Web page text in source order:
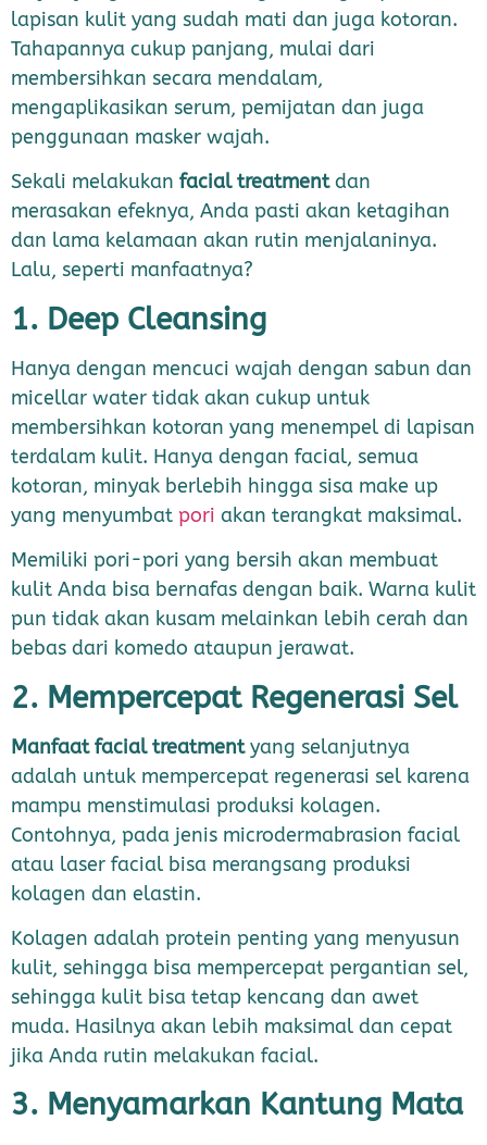
lapisan kulit yang sudah mati dan juga kotoran.
Tahapannya cukup panjang, mulai dari
membersihkan secara mendalam,
mengaplikasikan serum, pemijatan dan juga
penggunaan masker wajah.
Sekali melakukan facial treatmentdan
merasakan efeknya, Anda pasti akan ketagihan
dan lama kelamaan akan rutin menjalaninya.
Lalu, seperti manfaatnya?
1. Deep Cleansing
Hanya dengan mencuci wajah dengan sabun dan
micellar water tidak akan cukup untuk
membersihkan kotoran yang menempel di lapisan
terdalam kulit. Hanya dengan facial, semua
kotoran, minyak berlebih hingga sisa make up
yang menyumbat pori akan terangkat maksimal.
Memiliki pori-pori yang bersih akan membuat
kulit Anda bisa bernafas dengan baik. Warna kulit
pun tidak akan kusam melainkan lebih cerah dan
bebas dari komedo ataupun jerawat.
2. Mempercepat Regenerasi Sel
Manfaat facial treatmentyang selanjutnya
adalah untuk mempercepat regenerasi sel karena
mampu menstimulasi produksi kolagen.
Contohnya, pada jenis microdermabrasion facial
atau laser facial bisa merangsang produksi
kolagen dan elastin.
Kolagen adalah protein penting yang menyusun
kulit, sehingga bisa mempercepat pergantian sel,
sehingga kulit bisa tetap kencang dan awet
muda. Hasilnya akan lebih maksimal dan cepat
jika Anda rutin melakukan facial.
3. Menyamarkan Kantung Mata